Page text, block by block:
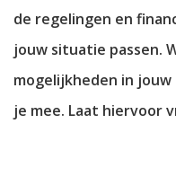
de regelingen en
jouw situatie passen.
mogelijkheden in
je mee. Laat hiervoor